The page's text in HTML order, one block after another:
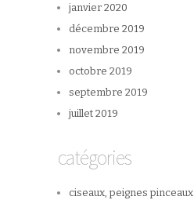
janvier 2020
décembre 2019
novembre 2019
octobre 2019
septembre 2019
juillet 2019
catégories
ciseaux, peignes pinceaux